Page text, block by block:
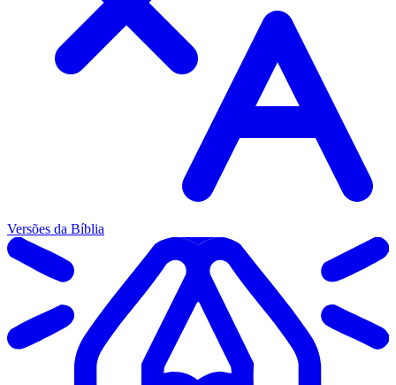
Versões da Bíblia